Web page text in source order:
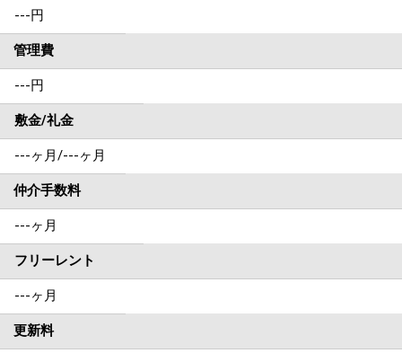
---円
管理費
---円
敷金/礼金
---ヶ月/---ヶ月
仲介手数料
---ヶ月
フリーレント
---ヶ月
更新料